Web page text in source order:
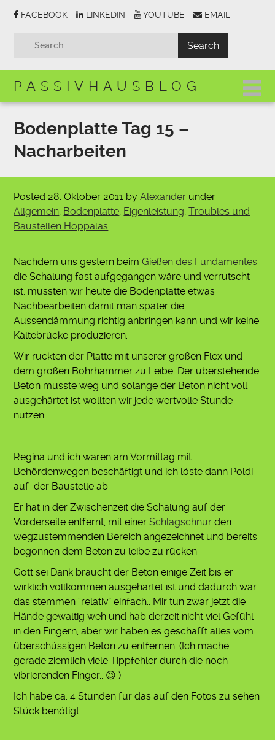
FACEBOOK LINKEDIN YOUTUBE EMAIL
PASSIVHAUSBLOG
Bodenplatte Tag 15 –
Nacharbeiten
Posted28. Oktober 2011 byAlexander under
Allgemein, Bodenplatte, Eigenleistung,Troubles und
Baustellen Hoppalas
Nachdem uns gestern beimGießen des Fundamentes
die Schalung fast aufgegangen wäre und verrutscht
ist, mussten wir heute die Bodenplatte etwas
Nachbearbeiten damit man später die
Aussendämmung richtig anbringen kann und wir keine
Kältebrücke produzieren.
Wir rückten der Platte mit unserer großen Flex und
dem großen Bohrhammer zu Leibe. Der überstehende
Beton musste weg und solange der Beton nicht voll
ausgehärtet ist wollten wir jede wertvolle Stunde
nutzen.
Regina und ich waren am Vormittag mit
Behördenwegen beschäftigt und ich löste dann Poldi
auf der Baustelle ab.
Er hat in der Zwischenzeit die Schalung auf der
Vorderseite entfernt, mit einerSchlagschnur den
wegzustemmenden Bereich angezeichnet und bereits
begonnen dem Beton zu leibe zu rücken.
Gott sei Dank braucht der Beton einige Zeit bis er
wirklich vollkommen ausgehärtet ist und dadurch war
das stemmen “relativ” einfach.. Mir tun zwar jetzt die
Hände gewaltig weh und hab derzeit nicht viel Gefühl
in den Fingern, aber wir haben es geschafft alles vom
überschüssigen Beton zu entfernen. (Ich mache
gerade ziemlich viele Tippfehler durch die noch
vibrierenden Finger.. 😉 )
Ich habe ca. 4 Stunden für das auf den Fotos zu sehen
Stück benötigt.